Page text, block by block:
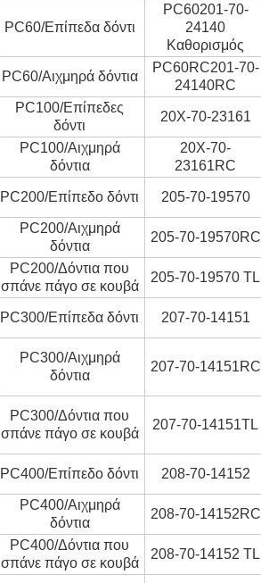
PC60/Επίπεδα δόντι
PC60201-70-
24140
Καθορισμός
PC60/Αιχμηρά δόντια
PC60RC201-70-
24140RC
PC100/Επίπεδες
δόντι
20X-70-23161
PC100/Αιχμηρά
δόντια
20X-70-
23161RC
PC200/Επίπεδο δόντι 205-70-19570
PC200/Αιχμηρά
δόντια
205-70-19570RC
PC200/Δόντια που
σπάνε πάγο σε κουβά
205-70-19570 TL
PC300/Επίπεδα δόντι 207-70-14151
PC300/Αιχμηρά
δόντια
207-70-14151RC
PC300/Δόντια που
σπάνε πάγο σε κουβά
207-70-14151TL
PC400/Επίπεδο δόντι 208-70-14152
PC400/Αιχμηρά
δόντια
208-70-14152RC
PC400/Δόντια που
σπάνε πάγο σε κουβά
208-70-14152 TL